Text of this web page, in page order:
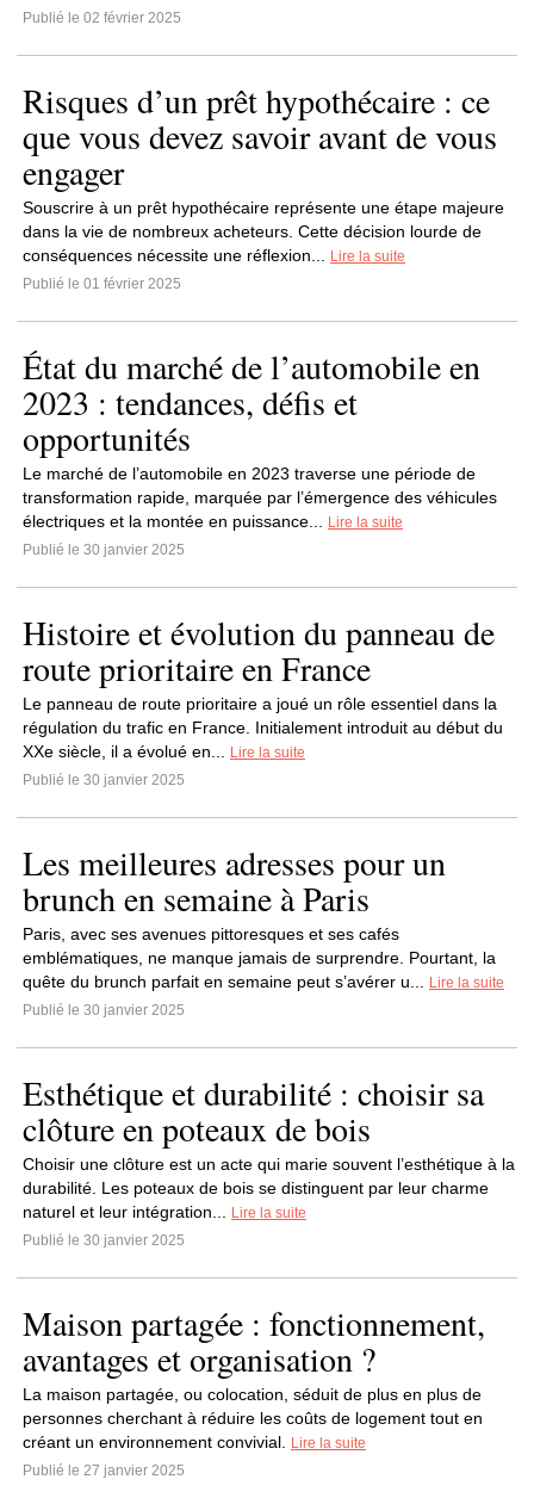
Publié le 02 février 2025
Risques d’un prêt hypothécaire : ce
que vous devez savoir avant de vous
engager
Souscrire à un prêt hypothécaire représente une étape majeure
dans la vie de nombreux acheteurs. Cette décision lourde de
conséquences nécessite une réflexion...
Lire la suite
Publié le 01 février 2025
État du marché de l’automobile en
2023 : tendances, défis et
opportunités
Le marché de l’automobile en 2023 traverse une période de
transformation rapide, marquée par l’émergence des véhicules
électriques et la montée en puissance...
Lire la suite
Publié le 30 janvier 2025
Histoire et évolution du panneau de
route prioritaire en France
Le panneau de route prioritaire a joué un rôle essentiel dans la
régulation du trafic en France. Initialement introduit au début du
XXe siècle, il a évolué en...
Lire la suite
Publié le 30 janvier 2025
Les meilleures adresses pour un
brunch en semaine à Paris
Paris, avec ses avenues pittoresques et ses cafés
emblématiques, ne manque jamais de surprendre. Pourtant, la
quête du brunch parfait en semaine peut s’avérer u...
Lire la suite
Publié le 30 janvier 2025
Esthétique et durabilité : choisir sa
clôture en poteaux de bois
Choisir une clôture est un acte qui marie souvent l’esthétique à la
durabilité. Les poteaux de bois se distinguent par leur charme
naturel et leur intégration...
Lire la suite
Publié le 30 janvier 2025
Maison partagée : fonctionnement,
avantages et organisation ?
La maison partagée, ou colocation, séduit de plus en plus de
personnes cherchant à réduire les coûts de logement tout en
créant un environnement convivial.
Lire la suite
Publié le 27 janvier 2025